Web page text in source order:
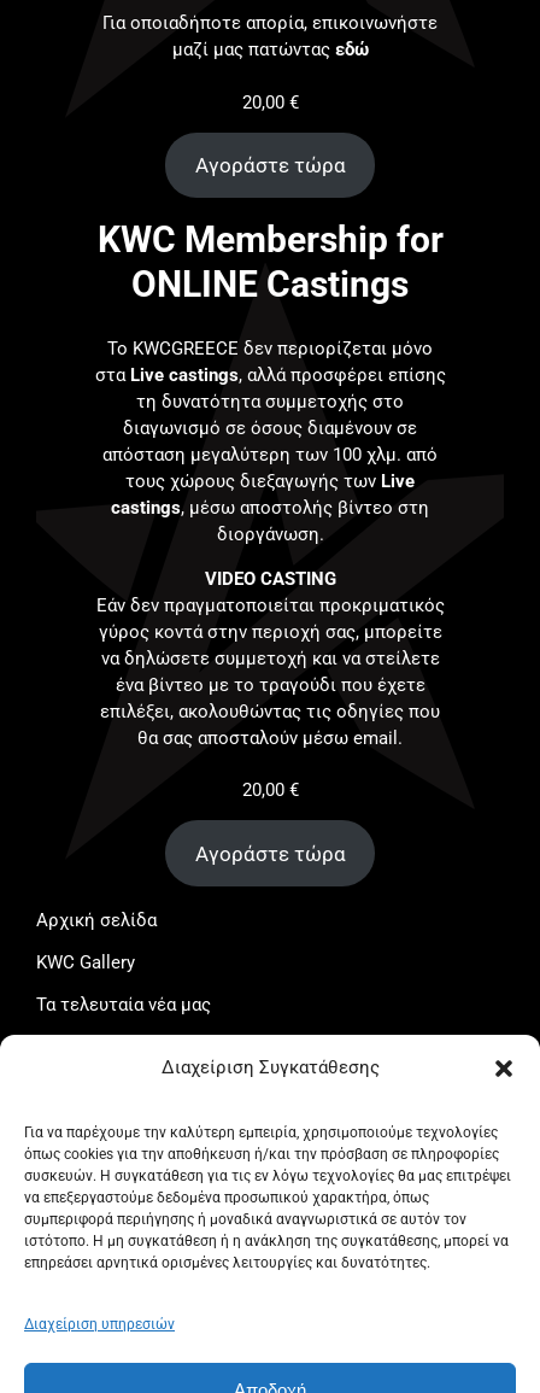
Διαχείριση Συγκατάθεσης
Για να παρέχουμε την καλύτερη εμπειρία, χρησιμοποιούμε τεχνολογίες
όπως cookies για την αποθήκευση ή/και την πρόσβαση σε πληροφορίες
συσκευών. Η συγκατάθεση για τις εν λόγω τεχνολογίες θα μας επιτρέψει
να επεξεργαστούμε δεδομένα προσωπικού χαρακτήρα, όπως
συμπεριφορά περιήγησης ή μοναδικά αναγνωριστικά σε αυτόν τον
ιστότοπο. Η μη συγκατάθεση ή η ανάκληση της συγκατάθεσης, μπορεί να
επηρεάσει αρνητικά ορισμένες λειτουργίες και δυνατότητες.
Διαχείριση υπηρεσιών
Για οποιαδήποτε απορία, επικοινωνήστε
μαζί μας πατώντας εδώ
20,00 €
Αγοράστε τώρα
KWC Membership for
ONLINE Castings
Το KWCGREECE δεν περιορίζεται μόνο
στα Live castings, αλλά προσφέρει επίσης
τη δυνατότητα συμμετοχής στο
διαγωνισμό σε όσους διαμένουν σε
απόσταση μεγαλύτερη των 100 χλμ. από
τους χώρους διεξαγωγής των Live
castings, μέσω αποστολής βίντεο στη
διοργάνωση.
VIDEO CASTING
Εάν δεν πραγματοποιείται προκριματικός
γύρος κοντά στην περιοχή σας, μπορείτε
να δηλώσετε συμμετοχή και να στείλετε
ένα βίντεο με το τραγούδι που έχετε
επιλέξει, ακολουθώντας τις οδηγίες που
θα σας αποσταλούν μέσω email.
20,00 €
Αγοράστε τώρα
Αρχική σελίδα
KWC Gallery
Τα τελευταία νέα μας
Ο λογαριασμός μου
Όροι και προϋποθέσεις
Πολιτική Απορρήτου
Πολιτική επιστροφών